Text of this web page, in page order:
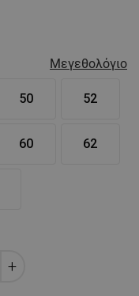
Μεγεθολόγιο
50 52
60 62